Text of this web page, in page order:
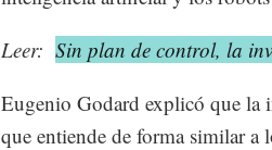
Leer: Sin plan de control, la
Eugenio Godard explicó que la
que entiende de forma similar a